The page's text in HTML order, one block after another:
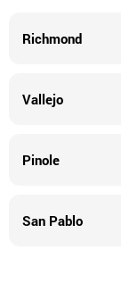
Richmond
Vallejo
Pinole
San Pablo